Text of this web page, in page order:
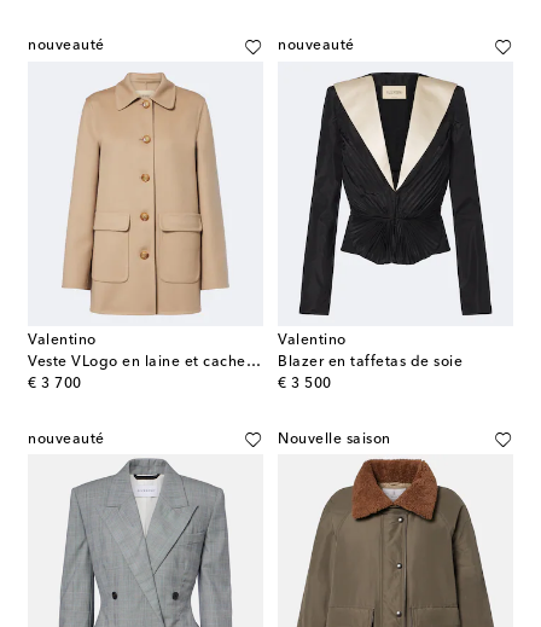
nouveauté
Valentino
Veste VLogo en laine et cachemire
€ 3 700
original price
nouveauté
Valentino
Blazer en taffetas de soie
€ 3 500
original price
nouveauté Nouvelle saison